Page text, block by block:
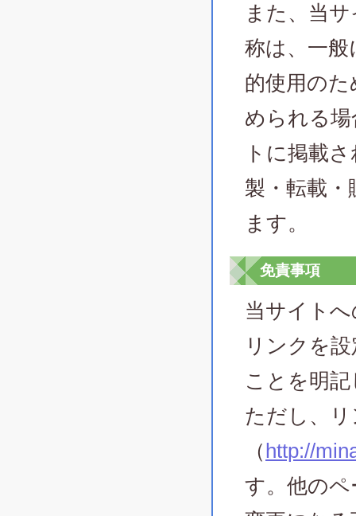
また、当
称は、一般
的使用の
められる
トに掲載
製・転載
ます。
免責事項
当サイト
リンクを
ことを明
ただし、
（http://
す。他の